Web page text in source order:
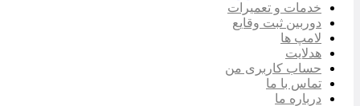
خدمات و تعمیرات
دوربین ثبت وقایع
لامپ ها
هدلایت
حساب کاربری من
تماس با ما
درباره ما